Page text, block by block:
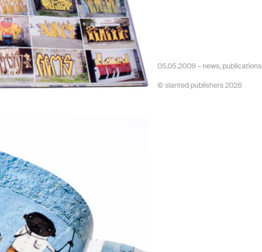
05.05.2009 – news, publications
© slanted publishers 2026